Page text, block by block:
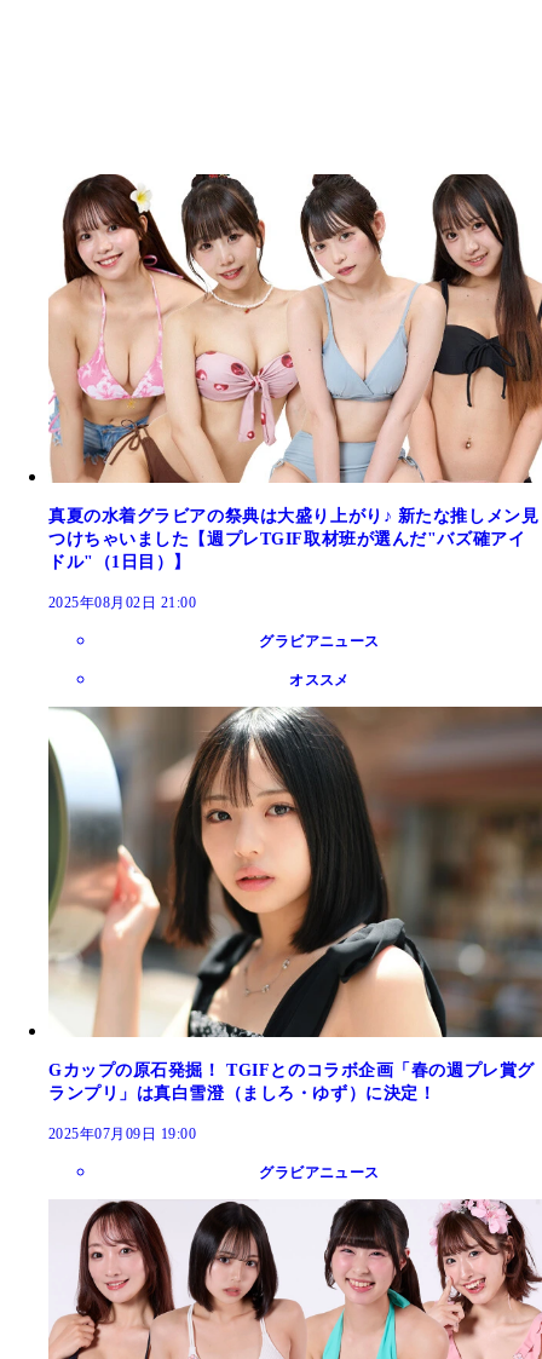
真夏の水着グラビアの祭典は大盛り上がり♪ 新たな推しメン見
つけちゃいました【週プレTGIF取材班が選んだ"バズ確アイ
ドル"（1日目）】
2025年08月02日 21:00
グラビアニュース
オススメ
Gカップの原石発掘！ TGIFとのコラボ企画「春の週プレ賞グ
ランプリ」は真白雪澄（ましろ・ゆず）に決定！
2025年07月09日 19:00
グラビアニュース